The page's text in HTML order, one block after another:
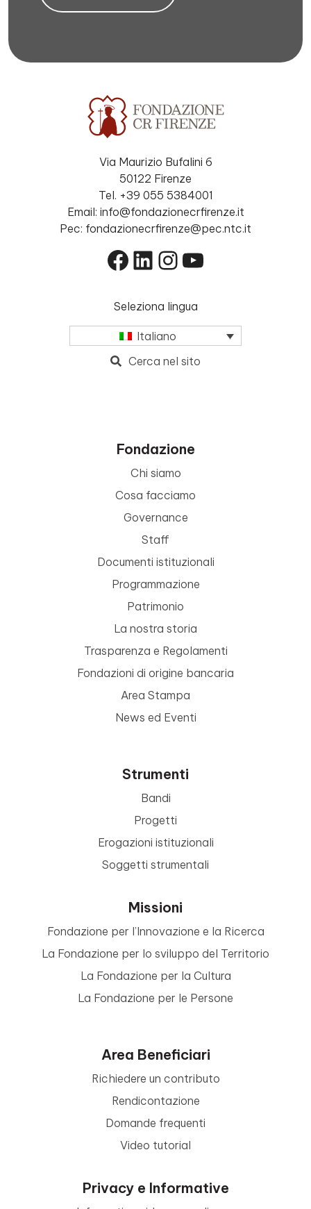
Via Maurizio Bufalini 6
50122 Firenze
Tel. +39 055 5384001
Email: info@fondazionecrfirenze.it
Pec: fondazionecrfirenze@pec.ntc.it
Facebook
LinkedIn
Instagram
YouTube
Seleziona lingua
Italiano
Cerca nel sito
Fondazione
Chi siamo
Cosa facciamo
Governance
Staff
Documenti istituzionali
Programmazione
Patrimonio
La nostra storia
Trasparenza e Regolamenti
Fondazioni di origine bancaria
Area Stampa
News ed Eventi
Strumenti
Bandi
Progetti
Erogazioni istituzionali
Soggetti strumentali
Missioni
Fondazione per l’Innovazione e la Ricerca
La Fondazione per lo sviluppo del Territorio
La Fondazione per la Cultura
La Fondazione per le Persone
Area Beneficiari
Richiedere un contributo
Rendicontazione
Domande frequenti
Video tutorial
Privacy e Informative